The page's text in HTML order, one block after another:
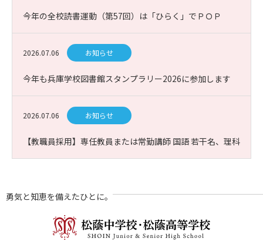
今年の全校読書運動（第57回）は「ひらく」でＰＯＰ
2026.07.06 お知らせ
今年も兵庫学校図書館スタンプラリー2026に参加します
2026.07.06 お知らせ
【教職員採用】専任教員または常勤講師 国語 若干名、理科
勇気と知恵を備えたひとに。